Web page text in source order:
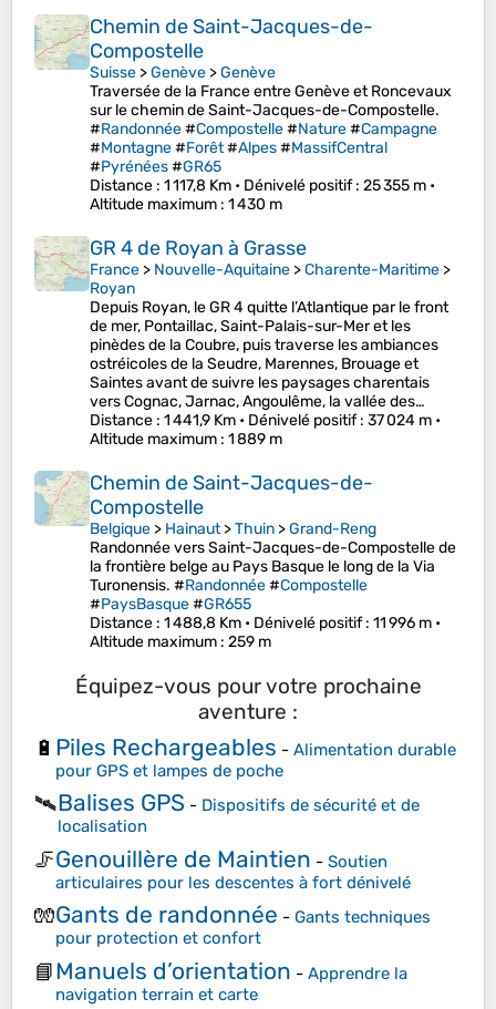
Chemin de Saint-Jacques-de-
Compostelle
Suisse >Genève >Genève
Traversée de la France entre Genève et Roncevaux
sur le chemin de Saint-Jacques-de-Compostelle.
#Randonnée#Compostelle#Nature#Campagne
#Montagne#Forêt#Alpes#MassifCentral
#Pyrénées#GR65
Distance : 1 117,8 Km • Dénivelé positif: 25 355 m •
Altitude maximum : 1 430 m
GR 4 de Royan à Grasse
France > Nouvelle-Aquitaine >Charente-Maritime >
Royan
Depuis Royan, le GR 4 quitte l’Atlantique par le front
de mer, Pontaillac, Saint-Palais-sur-Mer et les
pinèdes de la Coubre, puis traverse les ambiances
ostréicoles de la Seudre, Marennes, Brouage et
Saintes avant de suivre les paysages charentais
vers Cognac, Jarnac, Angoulême, la vallée des…
Distance : 1 441,9 Km • Dénivelé positif: 37 024 m •
Altitude maximum : 1 889 m
Chemin de Saint-Jacques-de-
Compostelle
Belgique > Hainaut>Thuin >Grand-Reng
Randonnée vers Saint-Jacques-de-Compostelle de
la frontière belge au Pays Basque le long de la Via
Turonensis. #Randonnée#Compostelle
#PaysBasque#GR655
Distance : 1 488,8 Km • Dénivelé positif: 11 996 m •
Altitude maximum : 259 m
Équipez-vous pour votre prochaine
aventure :
🔋 Piles Rechargeables - Alimentation durable
pour GPS et lampes de poche
🛰️Balises GPS - Dispositifs de sécurité et de
localisation
🦵Genouillère de Maintien - Soutien
articulaires pour les descentes à fort dénivelé
🧤Gants de randonnée - Gants techniques
pour protection et confort
📘Manuels d’orientation - Apprendre la
navigation terrain et carte